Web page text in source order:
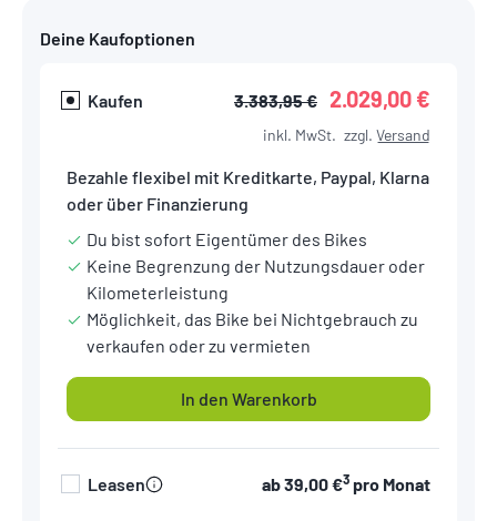
Deine Kaufoptionen
Kaufen 3.383,95 € 2.029,00 €
inkl. MwSt. zzgl. Versand
Bezahle flexibel mit Kreditkarte, Paypal, Klarna
oder über Finanzierung
Du bist sofort Eigentümer des Bikes
Keine Begrenzung der Nutzungsdauer oder
Kilometerleistung
Möglichkeit, das Bike bei Nichtgebrauch zu
verkaufen oder zu vermieten
In den Warenkorb
Leasen ab39,00 €3 pro Monat